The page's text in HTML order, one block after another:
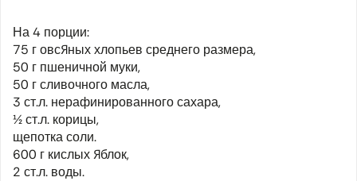
На 4 порции:
75 г овсяных хлопьев среднего размера,
50 г пшеничной муки,
50 г сливочного масла,
3 ст.л. нерафинированного сахара,
½ ст.л. корицы,
щепотка соли.
600 г кислых яблок,
2 ст.л. воды.